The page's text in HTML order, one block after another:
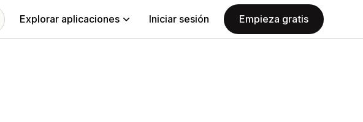
Explorar aplicaciones Iniciar sesión Empieza gratis